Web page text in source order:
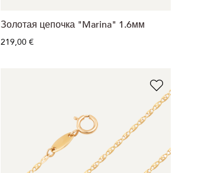
Золотая цепочка "Marina" 1.6мм
219,00 €